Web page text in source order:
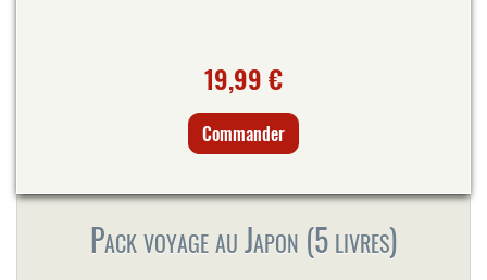
19,99 €
Commander
Pack voyage au Japon (5 livres)